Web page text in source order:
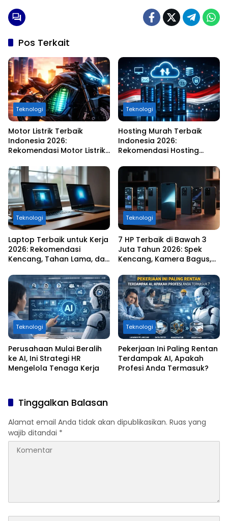
Pos Terkait
Teknologi
Motor Listrik Terbaik
Indonesia 2026:
Rekomendasi Motor Listrik
Lingkungan
Teknologi
Hosting Murah Terbaik
Indonesia 2026:
Rekomendasi Hosting
Harga Terjangkau
Teknologi
Laptop Terbaik untuk Kerja
2026: Rekomendasi
Kencang, Tahan Lama, dan
Teknologi
7 HP Terbaik di Bawah 3
Juta Tahun 2026: Spek
Kencang, Kamera Bagus,
Teknologi
Perusahaan Mulai Beralih
ke AI, Ini Strategi HR
Mengelola Tenaga Kerja
Teknologi
Pekerjaan Ini Paling Rentan
Terdampak AI, Apakah
Profesi Anda Termasuk?
Tinggalkan Balasan
Alamat email Anda tidak akan dipublikasikan. Ruas yang
wajib ditandai *